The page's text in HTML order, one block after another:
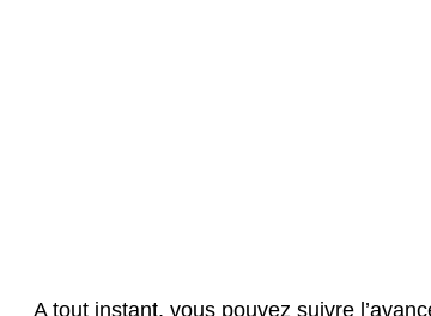
A tout instant, vous pouvez suivre